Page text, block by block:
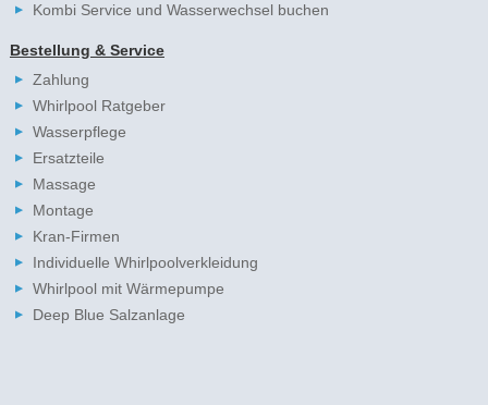
Kombi Service und Wasserwechsel buchen
Bestellung & Service
Zahlung
Whirlpool Ratgeber
Wasserpflege
Ersatzteile
Massage
Montage
Kran-Firmen
Individuelle Whirlpoolverkleidung
Whirlpool mit Wärmepumpe
Deep Blue Salzanlage